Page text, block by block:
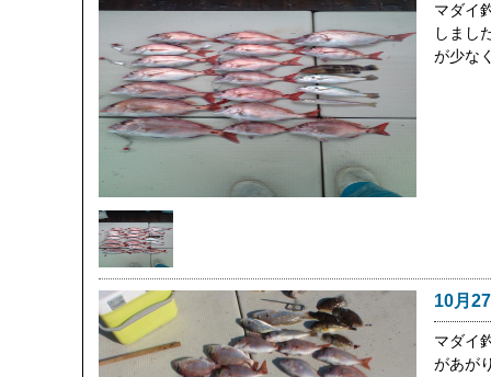
マダイ
しまし
が少な
10月
マダイ
があが